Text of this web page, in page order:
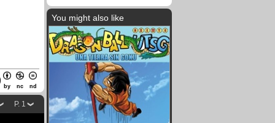
by nc nd
P. 1
You might also like